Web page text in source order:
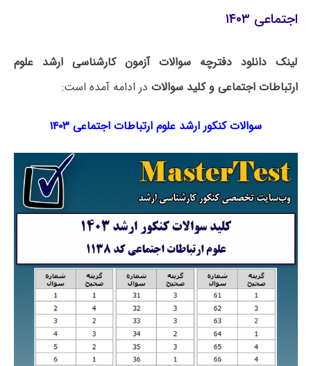
اجتماعی ۱۴۰۳
لینک دانلود دفترچه سوالات آزمون کارشناسی ارشد علوم
ارتباطات اجتماعی و کلید سوالات در ادامه آمده است:
سوالات کنکور ارشد علوم ارتباطات اجتماعی ۱۴۰۳